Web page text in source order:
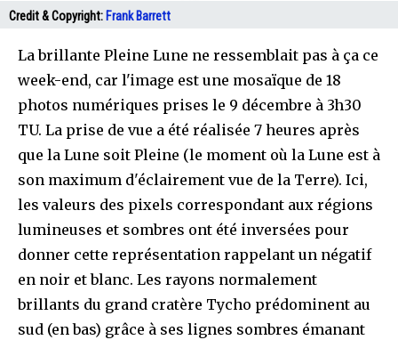
Credit & Copyright:Frank Barrett
La brillante Pleine Lune ne ressemblait pas à ça ce
week-end, car l'image est une mosaïque de 18
photos numériques prises le 9 décembre à 3h30
TU. La prise de vue a été réalisée 7 heures après
que la Lune soit Pleine (le moment où la Lune est à
son maximum d'éclairement vue de la Terre). Ici,
les valeurs des pixels correspondant aux régions
lumineuses et sombres ont été inversées pour
donner cette représentation rappelant un négatif
en noir et blanc. Les rayons normalement
brillants du grand cratère Tycho prédominent au
sud (en bas) grâce à ses lignes sombres émanant